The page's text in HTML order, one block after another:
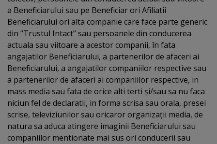
a Beneficiarului sau pe Beneficiar ori Afiliatii
Beneficiarului ori alta companie care face parte generic
din “Trustul Intact” sau persoanele din conducerea
actuala sau viitoare a acestor companii, în fata
angajatilor Beneficiarului, a partenerilor de afaceri ai
Beneficiarului, a angajatilor companiilor respective sau
a partenerilor de afaceri ai companiilor respective, in
mass media sau fata de orice alti terti şi/sau sa nu faca
niciun fel de declaratii, in forma scrisa sau orala, presei
scrise, televiziunilor sau oricaror organizaţii media, de
natura sa aduca atingere imaginii Beneficiarului sau
companiilor mentionate mai sus ori conducerii sau